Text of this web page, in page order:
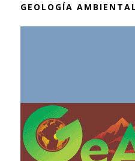
GEOLOGÍA